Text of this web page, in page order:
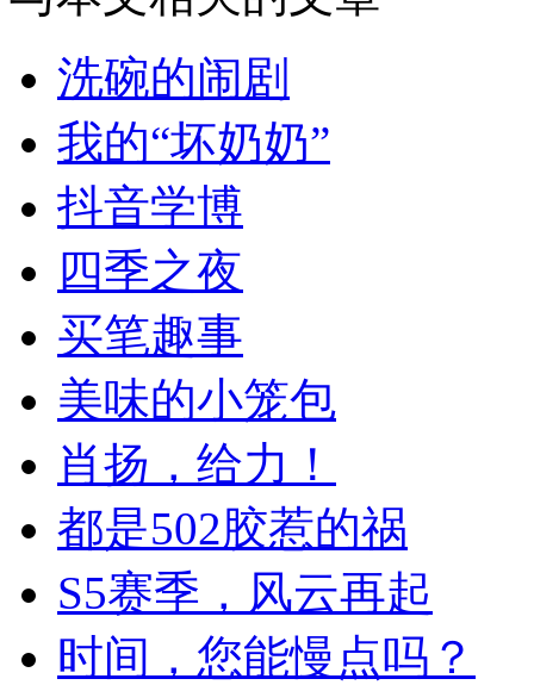
洗碗的闹剧
我的“坏奶奶”
抖音学博
四季之夜
买笔趣事
美味的小笼包
肖扬，给力！
都是502胶惹的祸
S5赛季，风云再起
时间，您能慢点吗？